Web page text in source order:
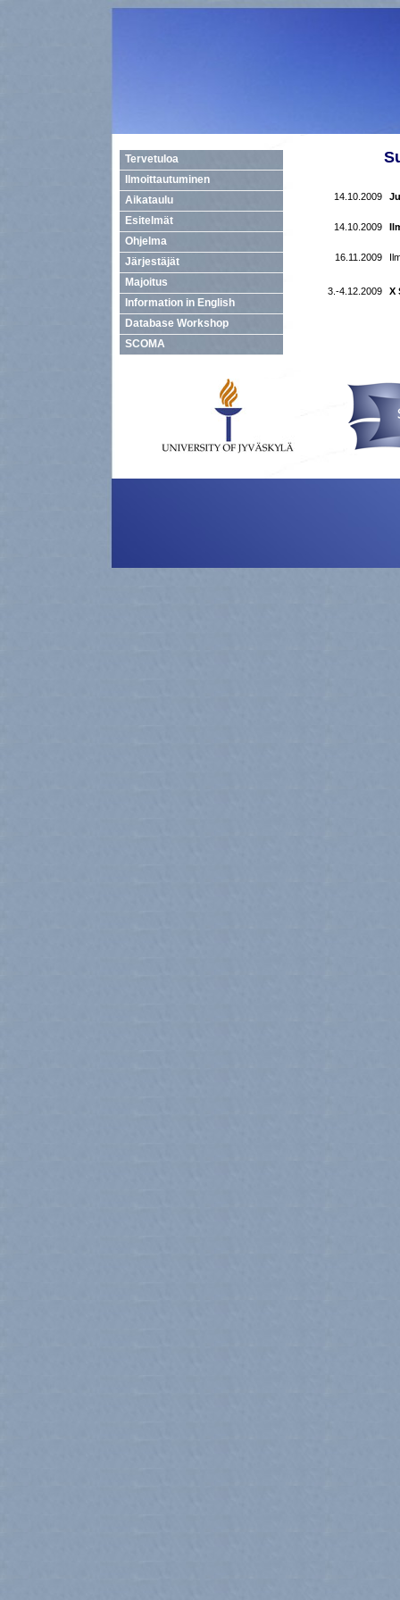
Tervetuloa
Ilmoittautuminen
Aikataulu
Esitelmät
Ohjelma
Järjestäjät
Majoitus
Information in English
Database Workshop
SCOMA
14.10.2009
14.10.2009
16.11.2009
3.-4.12.2009 X